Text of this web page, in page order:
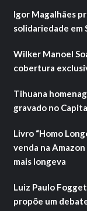
Igor Magalhães
solidariedade em
Wilker Manoel
cobertura
Tihuana
gravado no
Livro “Homo
venda na
mais longeva
Luiz Paulo
propõe um